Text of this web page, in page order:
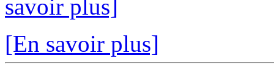
savoir plus]
[En savoir plus]